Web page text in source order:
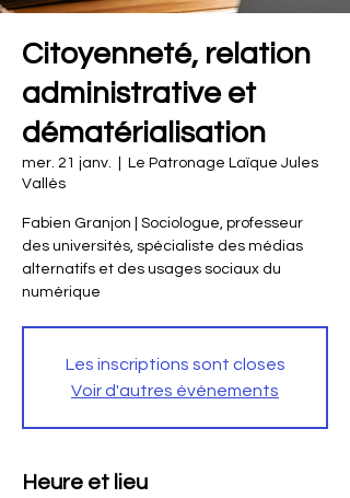
Citoyenneté, relation
administrative et
dématérialisation
mer. 21 janv.
Le Patronage Laïque Jules
Vallès
Fabien Granjon | Sociologue, professeur
des universités, spécialiste des médias
alternatifs et des usages sociaux du
numérique
Les inscriptions sont closes
Voir d'autres événements
Heure et lieu